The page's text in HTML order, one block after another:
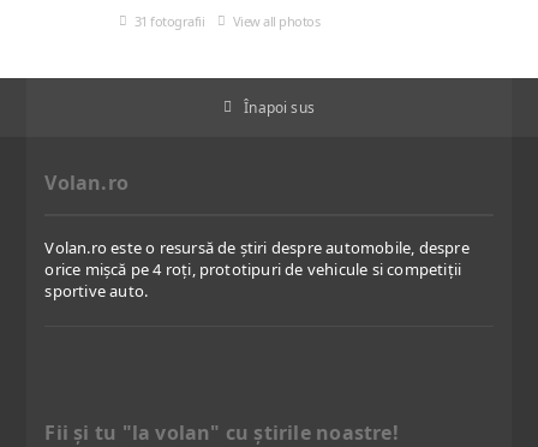
31 fotografii
View all photos
Înapoi sus
Volan.ro
Volan.ro este o resursă de știri despre automobile, despre
orice mișcă pe 4 roți, prototipuri de vehicule si competiții
sportive auto.
Fii şi tu "la volan" cu ştirile noastre!